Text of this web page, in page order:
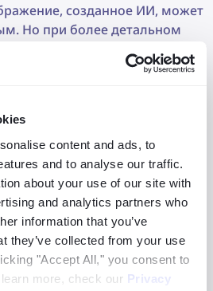
content and ads, to
and to analyse our traffic.
about your use of our site with
and analytics partners who
information that you’ve
they’ve collected from your use
"Accept All," you consent to
more, check our Privacy
созданное ИИ, может
Но при более детальном
украшения или фоны могут
или неестественными. Если
вероятно, вы смотрите на
ИИ.
с поддельным
дипфейки